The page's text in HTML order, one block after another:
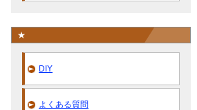
★
DIY
よくある質問